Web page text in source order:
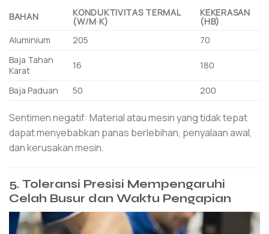
BAHAN KONDUKTIVITAS TERMAL
(W/M·K)
KEKERASAN
(HB)
Aluminium
205
70
Baja Tahan
Karat
16 180
Baja Paduan 50 200
Sentimen negatif: Material atau mesin yang tidak tepat
dapat menyebabkan panas berlebihan, penyalaan awal,
dan kerusakan mesin.
5. Toleransi Presisi Mempengaruhi
Celah Busur dan Waktu Pengapian